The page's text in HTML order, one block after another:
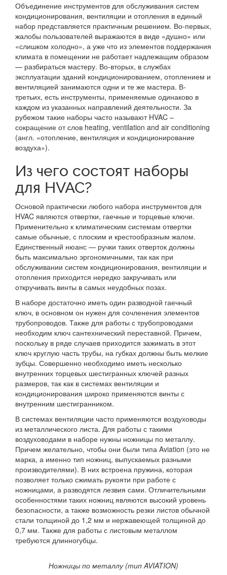
Объединение инструментов для обслуживания систем
кондиционирования, вентиляции и отопления в единый
набор представляется практичным решением. Во-первых,
жалобы пользователей выражаются в виде «душно» или
«слишком холодно», а уже что из элементов поддержания
климата в помещении не работает надлежащим образом
— разбираться мастеру. Во-вторых, в службах
эксплуатации зданий кондиционированием, отоплением и
вентиляцией занимаются одни и те же мастера. В-
третьих, есть инструменты, применяемые одинаково в
каждом из указанных направлений деятельности. За
рубежом такие наборы часто называют HVAC –
сокращение от слов heating, ventilation and air conditioning
(англ. «отопление, вентиляция и кондиционирование
воздуха»).
Из чего состоят наборы
для HVAC?
Основой практически любого набора инструментов для
HVAC являются отвертки, гаечные и торцевые ключи.
Применительно к климатическим системам отвертки
самые обычные, с плоским и крестообразным жалом.
Единственный нюанс — ручки таких отверток должны
быть максимально эргономичными, так как при
обслуживании систем кондиционирования, вентиляции и
отопления приходится нередко закручивать или
откручивать винты в самых неудобных позах.
В наборе достаточно иметь один разводной гаечный
ключ, в основном он нужен для сочленения элементов
трубопроводов. Также для работы с трубопроводами
необходим ключ сантехнический переставной. Причем,
поскольку в ряде случаев приходится зажимать в этот
ключ круглую часть трубы, на губках должны быть мелкие
зубцы. Совершенно необходимо иметь несколько
внутренних торцевых шестигранных ключей разных
размеров, так как в системах вентиляции и
кондиционирования широко применяются винты с
внутренним шестигранником.
В системах вентиляции часто применяются воздуховоды
из металлического листа. Для работы с такими
воздуховодами в наборе нужны ножницы по металлу.
Причем желательно, чтобы они были типа Aviation (это не
марка, а именно тип ножниц, выпускаемых разными
производителями). В них встроена пружина, которая
позволяет только сжимать рукояти при работе с
ножницами, а разводятся лезвия сами. Отличительными
особенностями таких ножниц являются высокий уровень
безопасности, а также возможность резки листов обычной
стали толщиной до 1,2 мм и нержавеющей толщиной до
0,7 мм. Также для работы с листовым металлом
требуются длинногубцы.
Ножницы по металлу (тип AVIATION)